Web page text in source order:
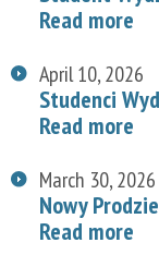
Read more
April 10, 2026
Studenci
Read more
March 30, 2026
Nowy
Read more